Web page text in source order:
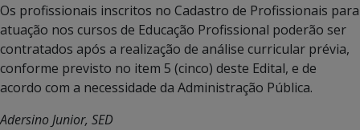
Os profissionais inscritos no Cadastro de Profissionais para
atuação nos cursos de Educação Profissional poderão ser
contratados após a realização de análise curricular prévia,
conforme previsto no item 5 (cinco) deste Edital, e de
acordo com a necessidade da Administração Pública.
Adersino Junior, SED